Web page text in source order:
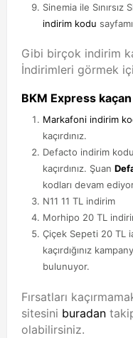
Sinemia ile
indirim kodu
Gibi birçok indirim
İndirimleri görmek
BKM Express
Markafoni indirim
kaçırdınız.
Defacto indirim
kaçırdınız. Şuan
kodları devam
N11 11 TL indirim
Morhipo 20 TL
Çiçek Sepeti 20 TL
kaçırdığınız
bulunuyor.
Fırsatları
sitesini buradan
olabilirsiniz.